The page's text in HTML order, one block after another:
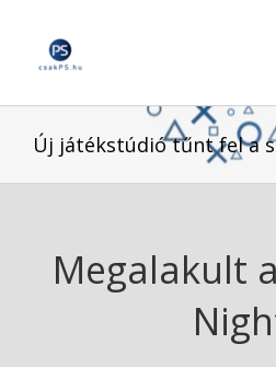
content
Új játékstúdió tűnt fel a
Megalakult